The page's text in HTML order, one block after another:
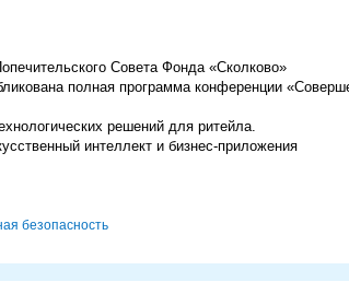
Совета Фонда «Сколково»
полная программа конференции
решений для ритейла.
интеллект и бизнес-приложения
безопасность